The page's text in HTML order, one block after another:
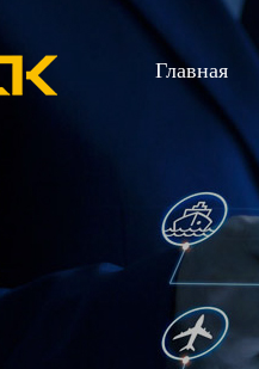
Главная